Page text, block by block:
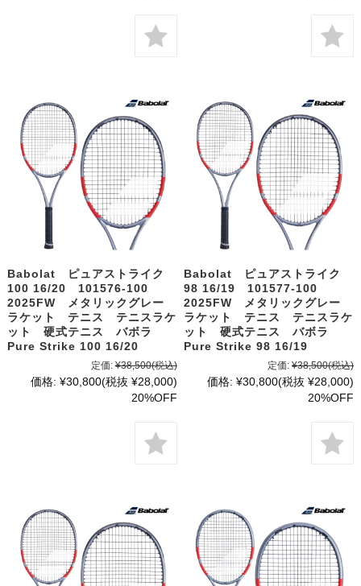
Babolat ピュアストライク
100 16/20 101576-100
2025FW メタリックグレー
ラケット テニス テニスラケ
ット 硬式テニス バボラ
Pure Strike 100 16/20
定価: ¥38,500(税込)
価格: ¥30,800(税抜 ¥28,000)
20%OFF
Babolat ピュアストライク
98 16/19 101577-100
2025FW メタリックグレー
ラケット テニス テニスラケ
ット 硬式テニス バボラ
Pure Strike 98 16/19
定価: ¥38,500(税込)
価格: ¥30,800(税抜 ¥28,000)
20%OFF